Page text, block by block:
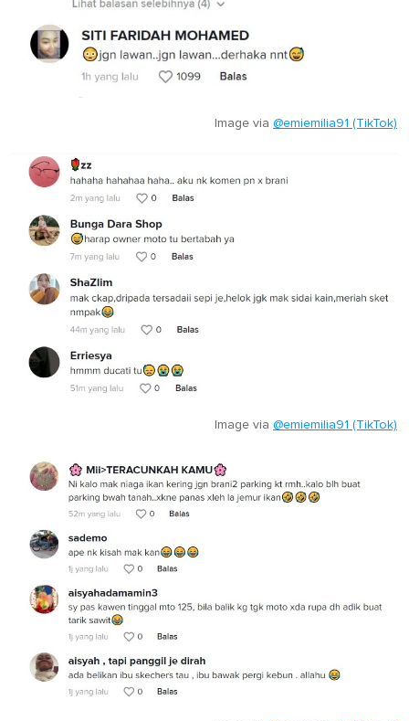
Image via @emiemilia91 (TikTok)
Image via @emiemilia91 (TikTok)